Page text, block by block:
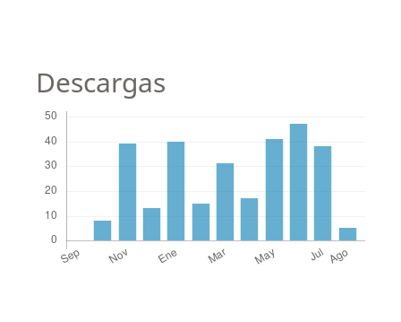
Descargas